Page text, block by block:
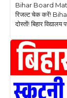
Bihar Board
रिजल्ट चेक करें!
दोस्तों! बिहार